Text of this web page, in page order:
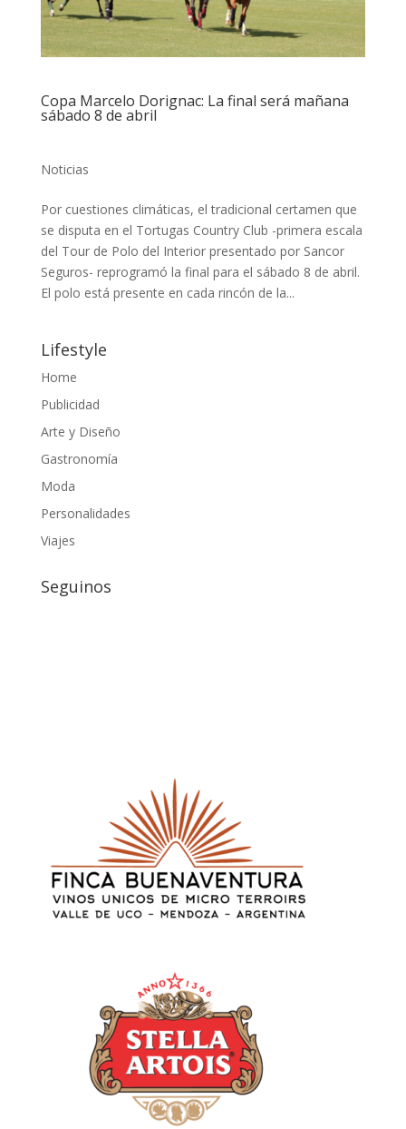
Copa Marcelo Dorignac: La final será mañana
sábado 8 de abril
Noticias
Por cuestiones climáticas, el tradicional certamen que
se disputa en el Tortugas Country Club -primera escala
del Tour de Polo del Interior presentado por Sancor
Seguros- reprogramó la final para el sábado 8 de abril.
El polo está presente en cada rincón de la...
Lifestyle
Home
Publicidad
Arte y Diseño
Gastronomía
Moda
Personalidades
Viajes
Seguinos